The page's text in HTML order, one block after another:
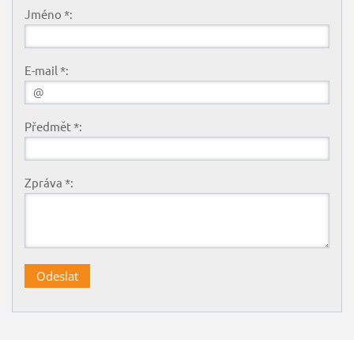
Jméno *:
E-mail *:
Předmět *:
Zpráva *: